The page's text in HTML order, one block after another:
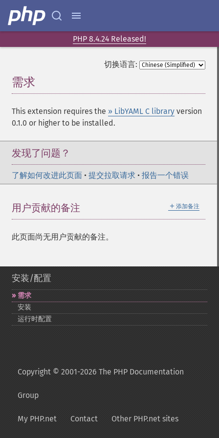
PHP 8.4.24 Released!
切换语言:
需求
This extension requires the » LibYAML C library version
0.1.0 or higher to be installed.
发现了问题？
了解如何改进此页面 • 提交拉取请求 • 报告一个错误
＋ 添加备注
用户贡献的备注
此页面尚无用户贡献的备注。
安装/配置
需求
安装
运行时配置
Copyright © 2001-2026 The PHP Documentation
Group
My PHP.net Contact Other PHP.net sites